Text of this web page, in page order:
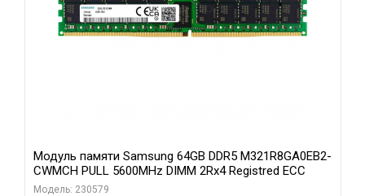
Модуль памяти Samsung 64GB DDR5 M321R8GA0EB2-
CWMCH PULL 5600MHz DIMM 2Rx4 Registred ECC
Модель: 230579